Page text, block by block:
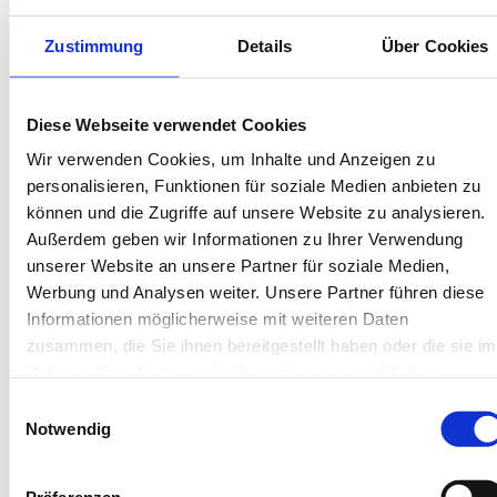
Zustimmung Details Über Cookies
Diese Webseite verwendet Cookies
Wir verwenden Cookies, um Inhalte und Anzeigen zu
personalisieren, Funktionen für soziale Medien anbieten zu
können und die Zugriffe auf unsere Website zu analysieren.
Außerdem geben wir Informationen zu Ihrer Verwendung
unserer Website an unsere Partner für soziale Medien,
Werbung und Analysen weiter. Unsere Partner führen diese
Informationen möglicherweise mit weiteren Daten
zusammen, die Sie ihnen bereitgestellt haben oder die sie im
Notwendig
Bis 60 Tage vorab kostenfrei stornieren
Best-Preis-Garantie für Ihren Urlaub
Kartenzahlung möglich
Endreinigung inklusive
Gäste-App mit digitalen Bonusprogrammen
Kirchstr. 11, 26757 Borkum
Objekt-Nr.: 4060011
Diese Unterkunft teilen: